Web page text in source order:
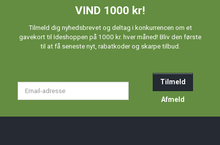
VIND 1000 kr!
Tilmeld dig nyhedsbrevet og deltag i konkurrencen om et
gavekort til Ideshoppen på 1000 kr. hver måned! Bliv den første
til at få seneste nyt, rabatkoder og skarpe tilbud.
Tilmeld
Afmeld